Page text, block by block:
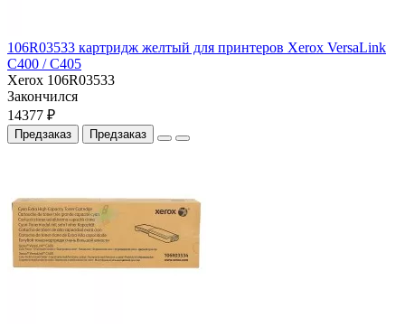
106R03533 картридж желтый для принтеров Xerox VersaLink
C400 / C405
Xerox 106R03533
Закончился
14377 ₽
Предзаказ Предзаказ